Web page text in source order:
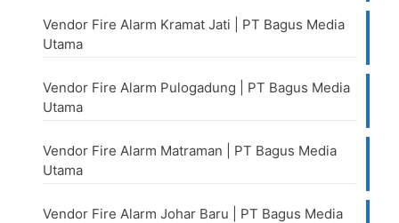
Vendor Fire Alarm Kramat Jati | PT Bagus Media
Utama
Vendor Fire Alarm Pulogadung | PT Bagus Media
Utama
Vendor Fire Alarm Matraman | PT Bagus Media
Utama
Vendor Fire Alarm Johar Baru | PT Bagus Media